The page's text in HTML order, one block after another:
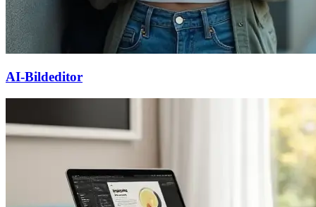
AI-Bildeditor